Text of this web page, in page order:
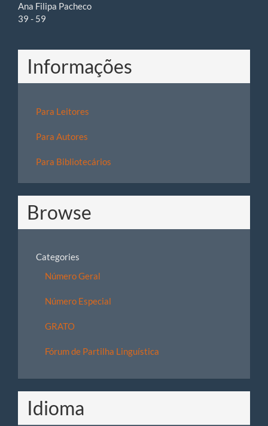
Ana Filipa Pacheco
39 - 59
Informações
Para Leitores
Para Autores
Para Bibliotecários
Browse
Categories
Número Geral
Número Especial
GRATO
Fórum de Partilha Linguística
Idioma